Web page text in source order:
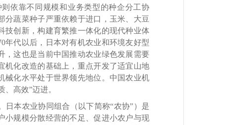
依靠不同规模和业务类型的种企分工协
分蔬菜种子严重依赖于进口，玉米、大豆
技创新，构建育繁推一体化的现代种业体
年代以后，日本对有机农业和环境友好型
，这也是当前中国推动农业绿色发展需要
机化改造的基础上，重点开发了适宜山地
械化水平处于世界领先地位。中国农业机
高效”迈进。
本农业协同组合（以下简称“农协”）是
小规模分散经营的不足、促进小农户与现